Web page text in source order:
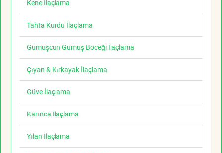
Kene İlaçlama
Tahta Kurdu İlaçlama
Gümüşcün Gümüş Böceği İlaçlama
Çıyan & Kırkayak İlaçlama
Güve İlaçlama
Karınca İlaçlama
Yılan İlaçlama